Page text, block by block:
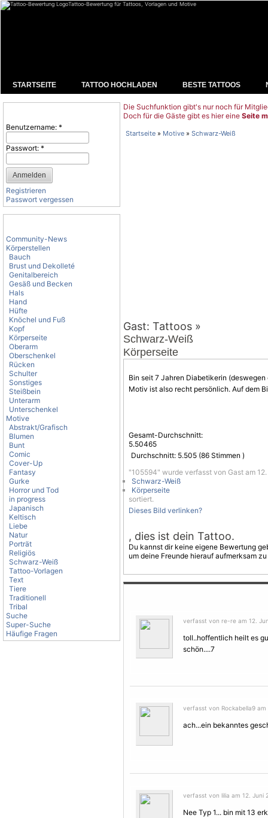
Tattoo-Bewertung für Tattoos, Vorlagen und Motive
STARTSEITE TATTOO HOCHLADEN BESTE TATTOOS
Benutzername: *
Passwort: *
Registrieren
Passwort vergessen
Community-News
Körperstellen
Bauch
Brust und Dekolleté
Genitalbereich
Gesäß und Becken
Hals
Hand
Hüfte
Knöchel und Fuß
Kopf
Körperseite
Oberarm
Oberschenkel
Rücken
Schulter
Sonstiges
Steißbein
Unterarm
Unterschenkel
Motive
Abstrakt/Grafisch
Blumen
Bunt
Comic
Cover-Up
Fantasy
Gurke
Horror und Tod
in progress
Japanisch
Keltisch
Liebe
Natur
Porträt
Religiös
Schwarz-Weiß
Tattoo-Vorlagen
Text
Tiere
Traditionell
Tribal
Suche
Super-Suche
Häufige Fragen
Die Suchfunktion gibt's nur noch für
Doch für die Gäste gibt es hier eine Seite
Startseite » Motive » Schwarz-Weiß
Gast: Tattoos »
Schwarz-Weiß
Körperseite
Bin seit 7 Jahren Diabetikerin
Motiv ist also recht persönlich. Auf dem
Gesamt-Durchschnitt:
5.50465
Durchschnitt: 5.505 (86 Stimmen )
"105594" wurde verfasst von Gast am
Schwarz-Weiß
Körperseite
sortiert.
Dieses Bild verlinken?
, dies ist dein Tattoo.
Du kannst dir keine eigene Bewertung
um deine Freunde hierauf aufmerksam
verfasst von re-re am 12.
toll..hoffentlich heilt es
schön....7
verfasst von Rockabella9
ach...ein bekanntes
verfasst von lilia am 12. Juni
Nee Typ 1... bin mit 13